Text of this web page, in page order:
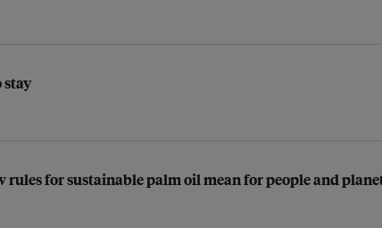
stay
rules for sustainable palm oil mean for people and